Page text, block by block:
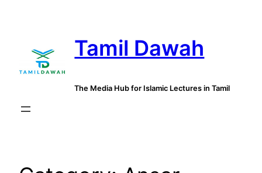
Tamil Dawah
The Media Hub for Islamic Lectures in Tamil